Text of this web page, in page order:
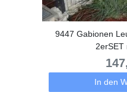
9447 Gabionen
2erSET
In den